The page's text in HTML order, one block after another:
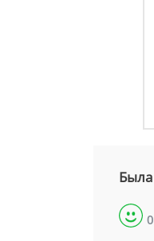
Была
0